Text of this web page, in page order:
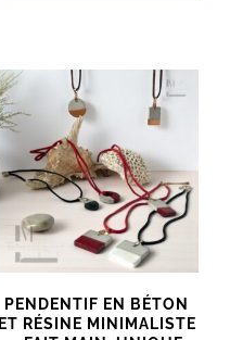
plusieurs
variations.
Les
options
peuvent
être
choisies
PENDENTIF EN BÉTON
ET RÉSINE MINIMALISTE